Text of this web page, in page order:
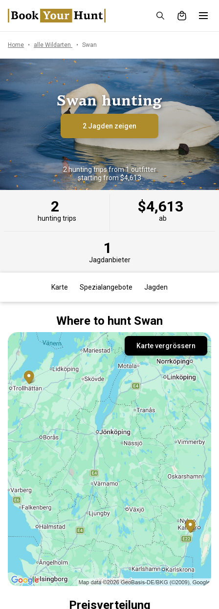
Home alle Wildarten Swan
Swan hunting
2 Jagden zeigen
2 hunting trips from 1 outfitter
starting from $4,613
2
hunting trips
$4,613
ab
1
Jagdanbieter
Karte Spezialangebote Jagden
Where to hunt Swan
Karte vergrössern
Preisverteilung